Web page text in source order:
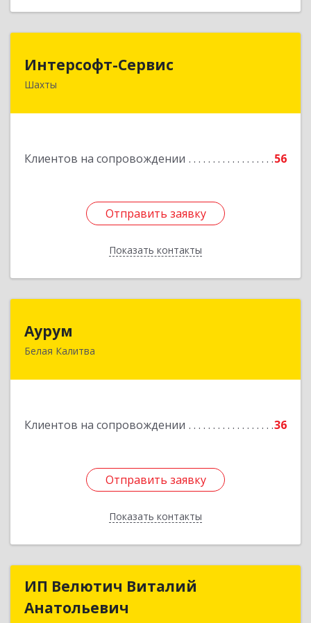
Интерсофт-Сервис
Шахты
Клиентов на сопровождении 56
Отправить заявку
Показать контакты
346480, Ростовская обл, Шахты г, Советская ул,
Отправить заявку
Назад
Аурум
Белая Калитва
Клиентов на сопровождении 36
Отправить заявку
Показать контакты
347044, Ростовская обл, Белокалитвинский р-н,
Отправить заявку
Назад
ИП Велютич Виталий
Анатольевич
ИП Велютич Виталий